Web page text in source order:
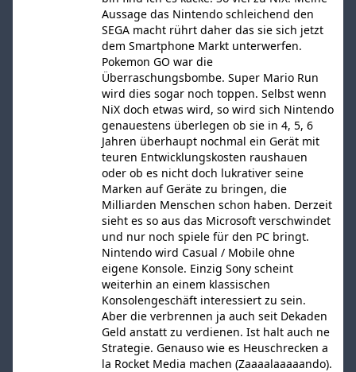
Aussage das Nintendo schleichend den
SEGA macht rührt daher das sie sich jetzt
dem Smartphone Markt unterwerfen.
Pokemon GO war die
Überraschungsbombe. Super Mario Run
wird dies sogar noch toppen. Selbst wenn
NiX doch etwas wird, so wird sich Nintendo
genauestens überlegen ob sie in 4, 5, 6
Jahren überhaupt nochmal ein Gerät mit
teuren Entwicklungskosten raushauen
oder ob es nicht doch lukrativer seine
Marken auf Geräte zu bringen, die
Milliarden Menschen schon haben. Derzeit
sieht es so aus das Microsoft verschwindet
und nur noch spiele für den PC bringt.
Nintendo wird Casual / Mobile ohne
eigene Konsole. Einzig Sony scheint
weiterhin an einem klassischen
Konsolengeschäft interessiert zu sein.
Aber die verbrennen ja auch seit Dekaden
Geld anstatt zu verdienen. Ist halt auch ne
Strategie. Genauso wie es Heuschrecken a
la Rocket Media machen (Zaaaalaaaaando).